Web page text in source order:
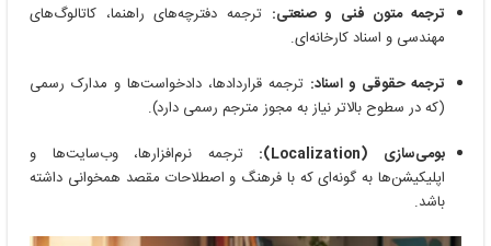
ترجمه متون فنی و صنعتی: ترجمه دفترچه‌های راهنما، کاتالوگ‌های
مهندسی و اسناد کارخانه‌ای.
ترجمه حقوقی و اسناد: ترجمه قراردادها، دادخواست‌ها و مدارک رسمی
(که در سطوح بالاتر نیاز به مجوز مترجم رسمی دارد).
بومی‌سازی (Localization):
ترجمه نرم‌افزارها، وب‌سایت‌ها و
اپلیکیشن‌ها به گونه‌ای که با فرهنگ و اصطلاحات مقصد همخوانی داشته
باشد.